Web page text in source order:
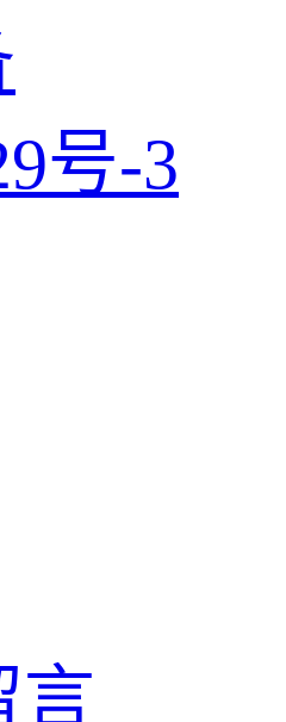
号-3
言